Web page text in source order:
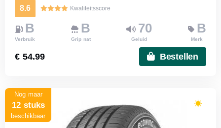
8.6 Kwaliteitsscore
B
Verbruik
B
Grip nat
70
Geluid
B
Merk
€ 54.99 Bestellen
Nog maar
12 stuks
beschikbaar